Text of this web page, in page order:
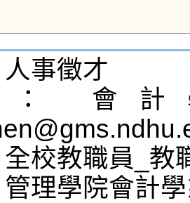
事徵才
： 會
校教職員_教
理學院會計